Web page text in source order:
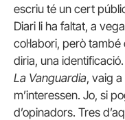
escriu té un cert
Diari li ha faltat, a
col·labori, però
diria, una
La Vanguardia, vaig
m’interessen. Jo, si
d’opinadors. Tres